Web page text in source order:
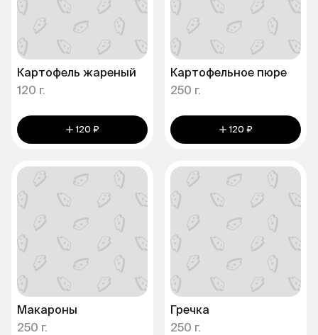
Картофель жареный
120 г.
120 ₽
Картофельное пюре
250 г.
120 ₽
Макароны
250 г.
Гречка
250 г.